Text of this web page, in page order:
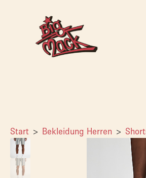
Start Bekleidung Herren